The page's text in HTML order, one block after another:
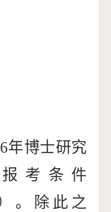
年博士研究
报考条件
。除此之